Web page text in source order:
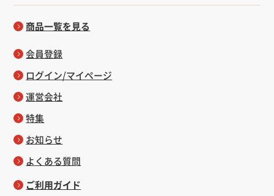
商品一覧を見る
会員登録
ログイン/マイページ
運営会社
特集
お知らせ
よくある質問
ご利用ガイド